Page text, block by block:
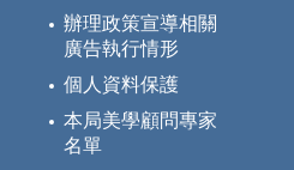
辦理政策宣導相關
廣告執行情形
個人資料保護
本局美學顧問專家
名單